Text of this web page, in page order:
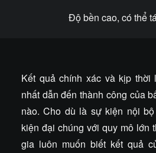
Độ bền cao, có thể
Kết quả chính xác và kịp thời
nhất dẫn đến thành công của
nào. Cho dù là sự kiện nội
kiện đại chúng với quy mô lớn
gia luôn muốn biết kết quả